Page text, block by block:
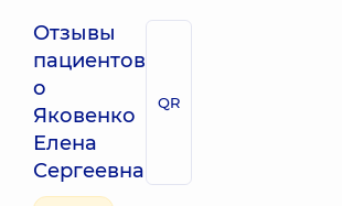
Отзывы
пациентов
о
Яковенко
Елена
Сергеевна
QR